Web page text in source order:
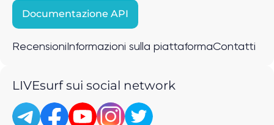
Documentazione API
Recensioni Informazioni sulla piattaformaContatti
LIVEsurf sui social network